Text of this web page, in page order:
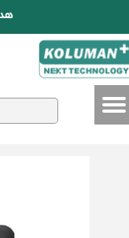
حساب کاربری من
تغییر گذر واژه
سفارشات